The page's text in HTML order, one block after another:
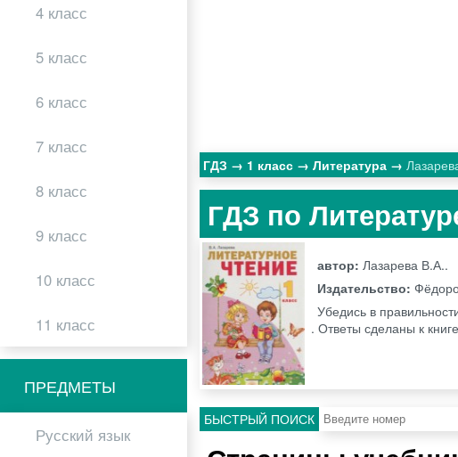
4 класс
5 класс
6 класс
7 класс
8 класс
9 класс
10 класс
11 класс
ПРЕДМЕТЫ
Русский язык
ГДЗ 1 класс Литература
ГДЗ по
автор:Лазарева В.А..
Издательство:
Убедись в
. Ответы сделаны к
БЫСТРЫЙ ПОИСК